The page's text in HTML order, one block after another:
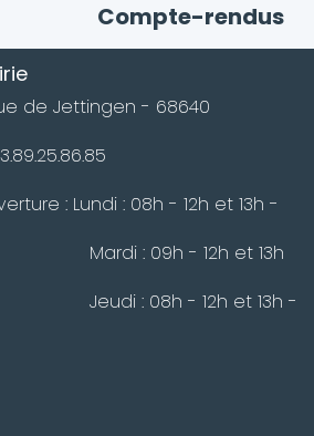
Compte-rendus
de Jettingen - 68640
: Lundi : 08h - 12h et 13h -
- 12h et 13h
- 12h et 13h -